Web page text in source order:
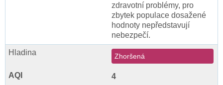
zdravotní problémy, pro
zbytek populace dosažené
hodnoty nepředstavují
nebezpečí.
Zhoršená
4